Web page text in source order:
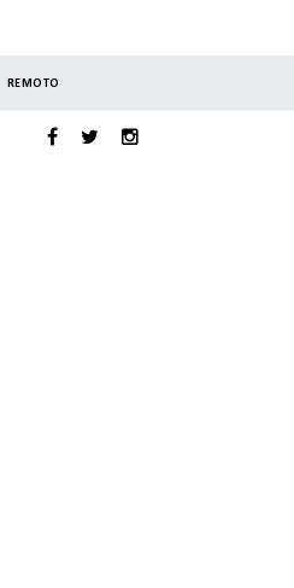
REMOTO